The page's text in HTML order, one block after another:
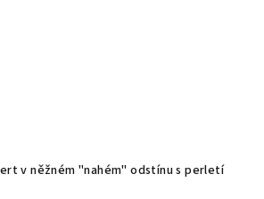
v něžném "nahém" odstínu s perletí